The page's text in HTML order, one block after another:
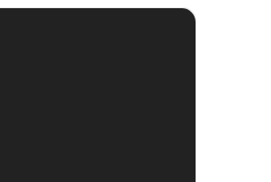
نمایشگر
ویدیو